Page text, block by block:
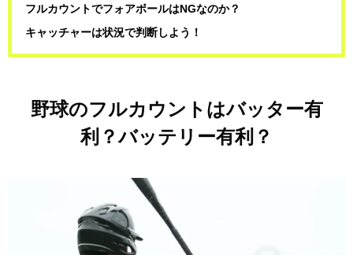
フルカウントでフォアボールはNGなのか？
キャッチャーは状況で判断しよう！
野球のフルカウントはバッター有
利？バッテリー有利？